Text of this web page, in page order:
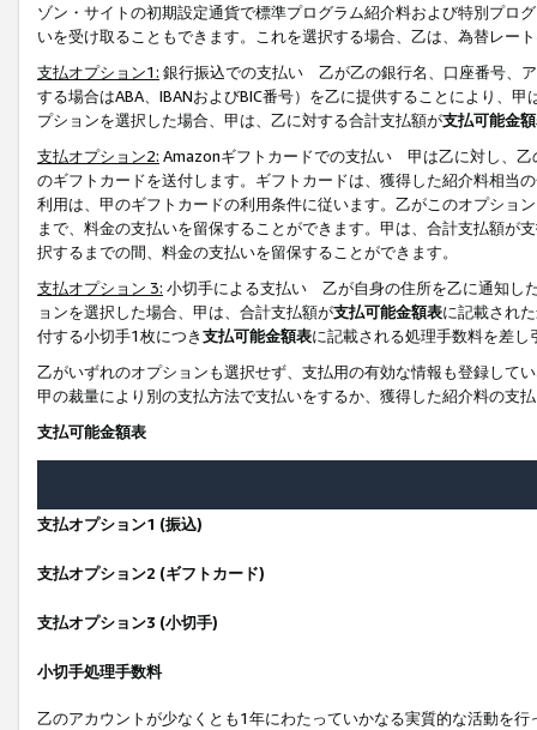
ゾン・サイトの初期設定通貨で標準プログラム紹介料および特別プロ
いを受け取ることもできます。これを選択する場合、乙は、為替レー
支払オプション1: 銀行振込での支払い 乙が乙の銀行名、口座番号、
する場合はABA、IBANおよびBIC番号）を乙に提供することにより、
プションを選択した場合、甲は、乙に対する合計支払額が支払可能金
支払オプション2: Amazonギフトカードでの支払い 甲は乙に対し、乙
のギフトカードを送付します。ギフトカードは、獲得した紹介料相当
利用は、甲のギフトカードの利用条件に従います。乙がこのオプショ
まで、料金の支払いを留保することができます。甲は、合計支払額が
択するまでの間、料金の支払いを留保することができます。
支払オプション 3: 小切手による支払い 乙が自身の住所を乙に通知し
ョンを選択した場合、甲は、合計支払額が支払可能金額表に記載され
付する小切手1枚につき支払可能金額表に記載される処理手数料を差し
乙がいずれのオプションも選択せず、支払用の有効な情報も登録して
甲の裁量により別の支払方法で支払いをするか、獲得した紹介料の支
支払可能金額表
支払オプション1 (振込)
支払オプション2 (ギフトカード)
支払オプション3 (小切手)
小切手処理手数料
乙のアカウントが少なくとも1年にわたっていかなる実質的な活動を